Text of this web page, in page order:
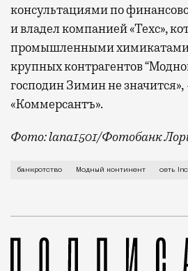
консультациями по
и владел компанией «Техс»,
промышленными химикатами.
крупных контрагентов
господин Зимин не
«Коммерсантъ».
Фото: lana1501/Фотобанк
Такое решение вынес
банкротство Модный континент сеть